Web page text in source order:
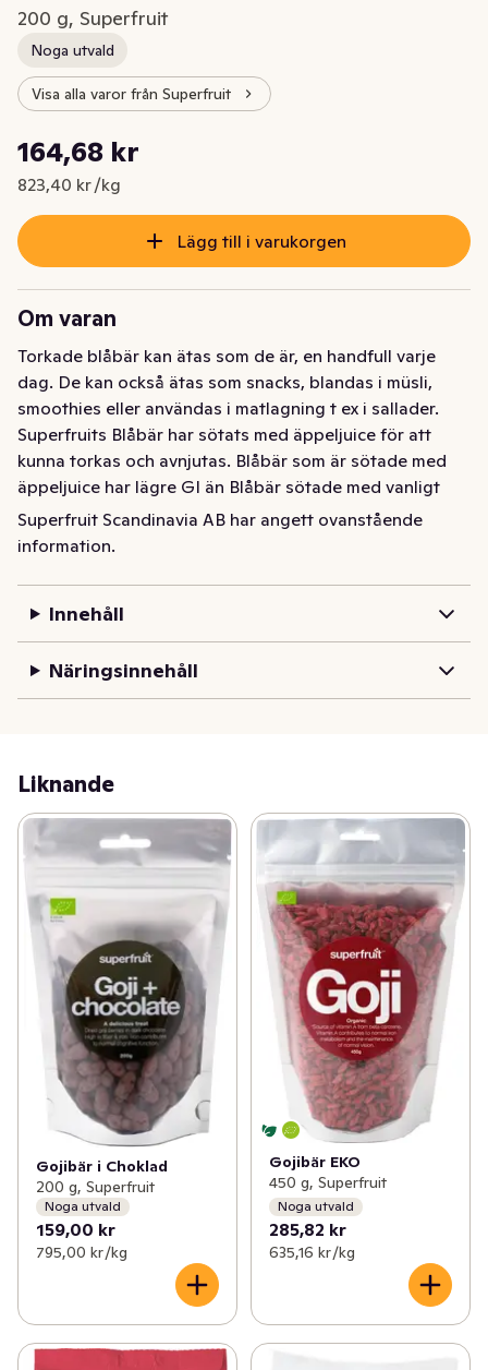
200 g, Superfruit
Noga utvald
Visa alla varor från Superfruit
Nuvarande pris är: 164,68 kr
164,68 kr
823,40 kr /kg
Styckpris: 823,40 kr /kg
Lägg till i varukorgen
Om varan
Torkade blåbär kan ätas som de är, en handfull varje
dag. De kan också ätas som snacks, blandas i müsli,
smoothies eller användas i matlagning t ex i sallader.
Superfruits Blåbär har sötats med äppeljuice för att
kunna torkas och avnjutas. Blåbär som är sötade med
äppeljuice har lägre GI än Blåbär sötade med vanligt
socker.
Torkade blåbär kan ätas som de är, en handfull varje
Sötade med äppeljuice istället för socker.
Järn har en roll i celldelningsprocessen. Det är viktigt
med en mångsidig och balanserad kost samt hälsosam
Superfruit Scandinavia AB har angett ovanstående
information.
Innehåll
Näringsinnehåll
Liknande
Gojibär i Choklad
200 g, Superfruit
Noga utvald
159,00 kr
795,00 kr /kg
Gojibär EKO
450 g, Superfruit
Noga utvald
285,82 kr
635,16 kr /kg